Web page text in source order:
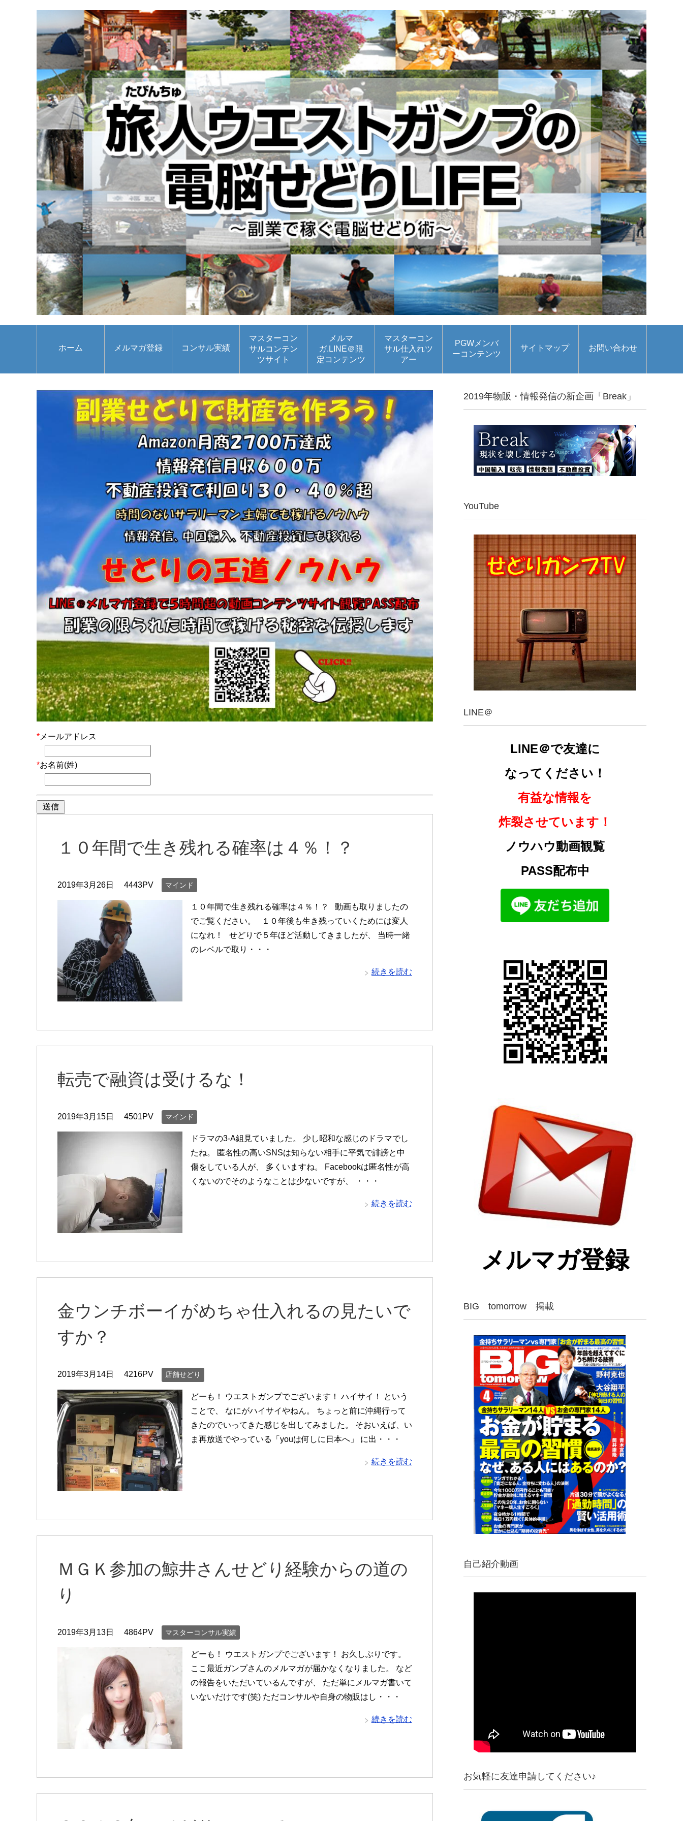
ホーム メルマガ登録 コンサル実績
マスターコン
サルコンテン
ツサイト
メルマ
ガ.LINE＠限
定コンテンツ
マスターコン
サル仕入れツ
アー
PGWメンバ
ーコンテンツ
サイトマップ お問い合わせ
* メールアドレス
*お名前(姓)
１０年間で生き残れる確率は４％！？
2019年3月26日 4443PV マインド
１０年間で生き残れる確率は４％！？ 動画も取りましたの
でご覧ください。 １０年後も生き残っていくためには変人
になれ！ せどりで５年ほど活動してきましたが、 当時一緒
のレベルで取り・・・
続きを読む
転売で融資は受けるな！
2019年3月15日 4501PV マインド
ドラマの3-A組見ていました。 少し昭和な感じのドラマでし
たね。 匿名性の高いSNSは知らない相手に平気で誹謗と中
傷をしている人が、 多くいますね。 Facebookは匿名性が高
くないのでそのようなことは少ないですが、 ・・・
続きを読む
金ウンチボーイがめちゃ仕入れるの見たいで
すか？
2019年3月14日 4216PV 店舗せどり
どーも！ ウエストガンプでございます！ ハイサイ！ という
ことで、 なにがハイサイやねん。 ちょっと前に沖縄行って
きたのでいってきた感じを出してみました。 そおいえば、い
ま再放送でやっている「youは何しに日本へ」 に出・・・
続きを読む
ＭＧＫ参加の鯨井さんせどり経験からの道の
り
2019年3月13日 4864PV マスターコンサル実績
どーも！ ウエストガンプでございます！ お久しぶりです。
ここ最近ガンプさんのメルマガが届かなくなりました。 など
の報告をいただいているんですが、 ただ単にメルマガ書いて
いないだけです(笑) ただコンサルや自身の物販はし・・・
続きを読む
2019年物販・情報発信の新企画「Break」
YouTube
LINE＠
LINE＠で友達に
なってください！
有益な情報を
炸裂させています！
ノウハウ動画観覧
PASS配布中
メルマガ登録
BIG tomorrow 掲載
自己紹介動画
お気軽に友達申請してください♪